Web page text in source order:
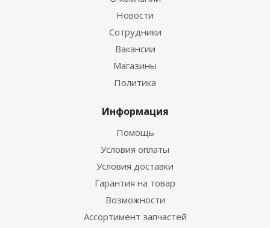
Новости
Сотрудники
Вакансии
Магазины
Политика
Информация
Помощь
Условия оплаты
Условия доставки
Гарантия на товар
Возможности
Ассортимент запчастей